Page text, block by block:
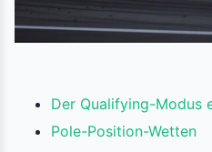
Der Qualifying-Modus
Pole-Position-Wetten